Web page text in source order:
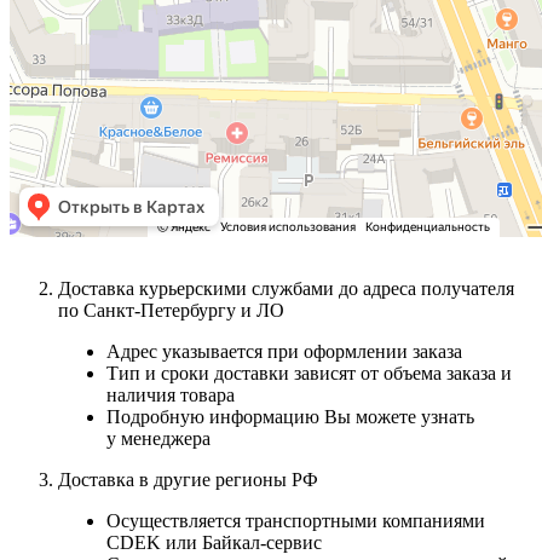
Доставка курьерскими службами до адреса получателя
по Санкт-Петербургу и ЛО
Адрес указывается при оформлении заказа
Тип и сроки доставки зависят от объема заказа и
наличия товара
Подробную информацию Вы можете узнать
у менеджера
Доставка в другие регионы РФ
Осуществляется транспортными компаниями
CDEK или Байкал-сервис